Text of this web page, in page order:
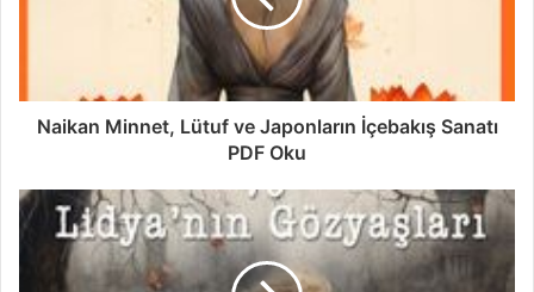
Naikan Minnet, Lütuf ve Japonların İçebakış Sanatı
PDF Oku